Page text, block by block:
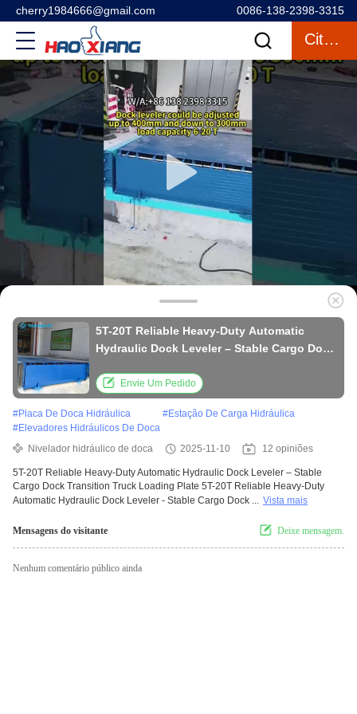
cherry1984666@gmail.com 0086-138-2398-3315
Citações
5T-20T Reliable Heavy-Duty Automatic
Hydraulic Dock Leveler – Stable Cargo Dock
Envie Um Pedido
#Placa De Doca Hidráulica #Estação De Carga Hidráulica
#Elevadores Hidráulicos De Doca
Nivelador hidráulico de doca
2025-11-10 12 opiniões
5T-20T Reliable Heavy-Duty Automatic Hydraulic Dock Leveler – Stable
Cargo Dock Transition Truck Loading Plate 5T-20T Reliable Heavy-Duty
Automatic Hydraulic Dock Leveler - Stable Cargo Dock ... Vista mais
Mensagens do visitante Deixe mensagem.
Nenhum comentário público ainda